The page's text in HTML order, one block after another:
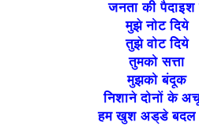
जनता की पैदाइश
मुझे नोट दिये
तुझे वोट दिये
तुमको सत्ता
मुझको बंदूक
निशाने दोनों के
हम खुश अड्डे बदल